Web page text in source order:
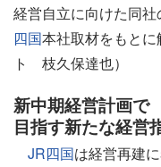
経営自立に向けた同
四国本社取材をもと
ト 枝久保達也）
新中期経営計画で
目指す新たな経営
JR四国は経営再建